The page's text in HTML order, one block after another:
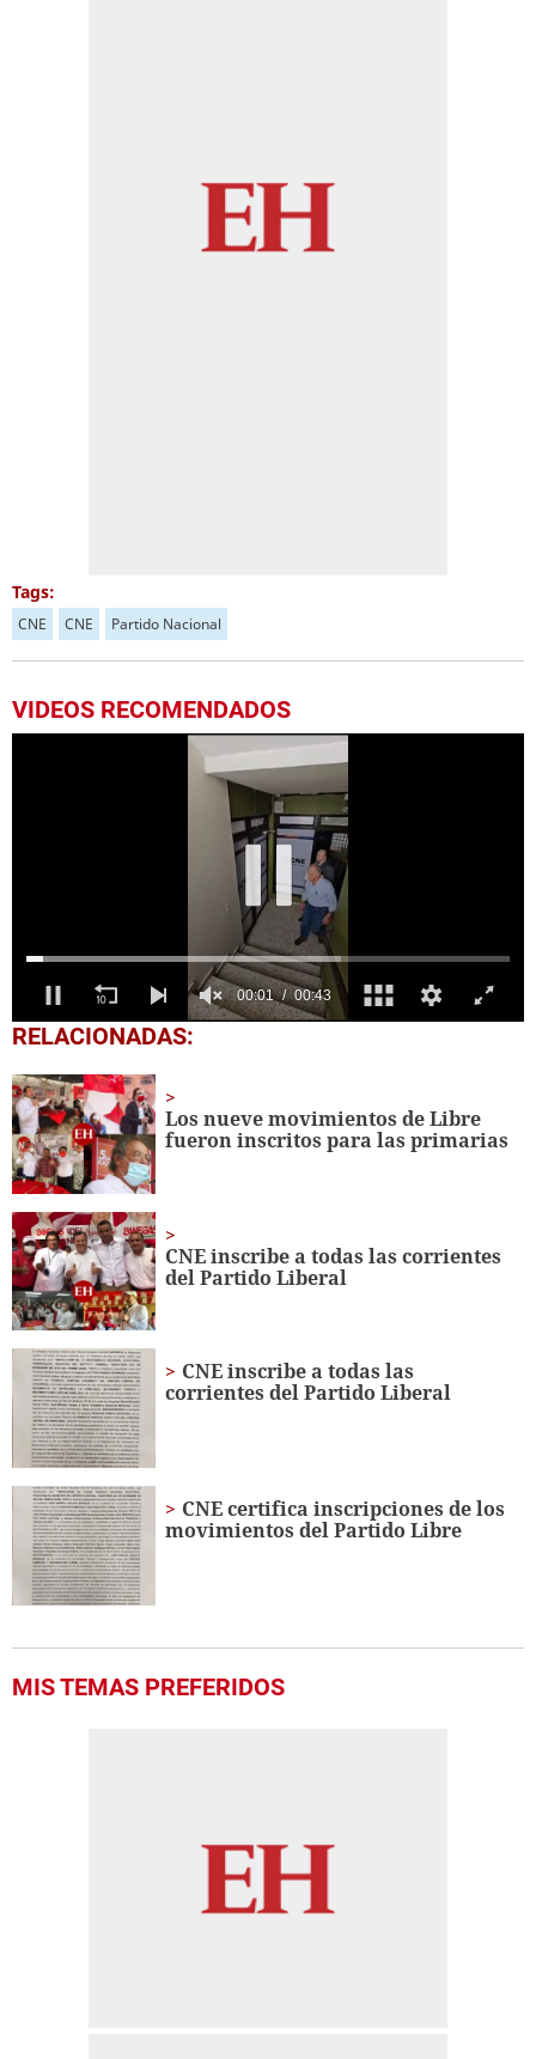
Tags:
CNE CNE Partido Nacional
VIDEOS RECOMENDADOS
0
seconds
43
seconds
RELACIONADAS:
Los nueve movimientos de Libre
fueron inscritos para las primarias
CNE inscribe a todas las corrientes
del Partido Liberal
CNE inscribe a todas las
corrientes del Partido Liberal
CNE certifica inscripciones de los
movimientos del Partido Libre
MIS TEMAS PREFERIDOS